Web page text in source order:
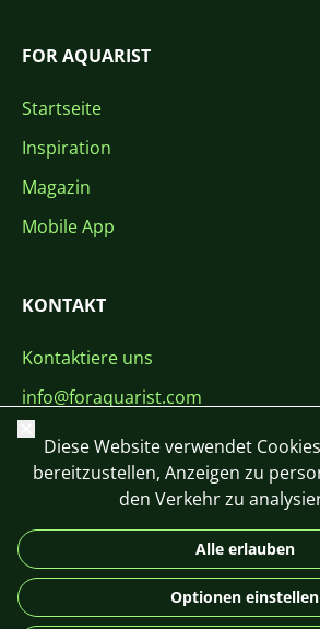
FOR AQUARIST
Startseite
Inspiration
Magazin
Mobile App
KONTAKT
Kontaktiere uns
info@foraquarist.com
+420 603 449 602
©
Schließen
Diese Website verwendet
bereitzustellen, Anzeigen zu
den Verkehr zu
Alle erlauben
Optionen einstellen